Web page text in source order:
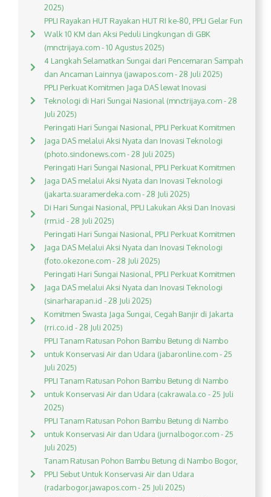
2025)
PPLI Rayakan HUT Rayakan HUT RI ke-80, PPLI Gelar Fun
Walk 10 KM dan Aksi Peduli Lingkungan di GBK
(mnctrijaya.com - 10 Agustus 2025)
4 Langkah Selamatkan Sungai dari Pencemaran Sampah
dan Ancaman Lainnya (jawapos.com - 28 Juli 2025)
PPLI Perkuat Komitmen Jaga DAS lewat Inovasi
Teknologi di Hari Sungai Nasional (mnctrijaya.com - 28
Juli 2025)
Peringati Hari Sungai Nasional, PPLI Perkuat Komitmen
Jaga DAS melalui Aksi Nyata dan Inovasi Teknologi
(photo.sindonews.com - 28 Juli 2025)
Peringati Hari Sungai Nasional, PPLI Perkuat Komitmen
Jaga DAS melalui Aksi Nyata dan Inovasi Teknologi
(jakarta.suaramerdeka.com - 28 Juli 2025)
Di Hari Sungai Nasional, PPLI Lakukan Aksi Dan Inovasi
(rm.id - 28 Juli 2025)
Peringati Hari Sungai Nasional, PPLI Perkuat Komitmen
Jaga DAS Melalui Aksi Nyata dan Inovasi Teknologi
(foto.okezone.com - 28 Juli 2025)
Peringati Hari Sungai Nasional, PPLI Perkuat Komitmen
Jaga DAS melalui Aksi Nyata dan Inovasi Teknologi
(sinarharapan.id - 28 Juli 2025)
Komitmen Swasta Jaga Sungai, Cegah Banjir di Jakarta
(rri.co.id - 28 Juli 2025)
PPLI Tanam Ratusan Pohon Bambu Betung di Nambo
untuk Konservasi Air dan Udara (jabaronline.com - 25
Juli 2025)
PPLI Tanam Ratusan Pohon Bambu Betung di Nambo
untuk Konservasi Air dan Udara (cakrawala.co - 25 Juli
2025)
PPLI Tanam Ratusan Pohon Bambu Betung di Nambo
untuk Konservasi Air dan Udara (jurnalbogor.com - 25
Juli 2025)
Tanam Ratusan Pohon Bambu Betung di Nambo Bogor,
PPLI Sebut Untuk Konservasi Air dan Udara
(radarbogor.jawapos.com - 25 Juli 2025)